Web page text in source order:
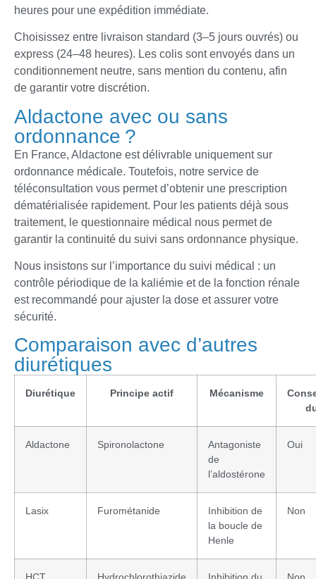
heures pour une expédition immédiate.
Choisissez entre livraison standard (3–5 jours ouvrés) ou
express (24–48 heures). Les colis sont envoyés dans un
conditionnement neutre, sans mention du contenu, afin
de garantir votre discrétion.
Aldactone avec ou sans
ordonnance ?
En France, Aldactone est délivrable uniquement sur
ordonnance médicale. Toutefois, notre service de
téléconsultation vous permet d’obtenir une prescription
dématérialisée rapidement. Pour les patients déjà sous
traitement, le questionnaire médical nous permet de
garantir la continuité du suivi sans ordonnance physique.
Nous insistons sur l’importance du suivi médical : un
contrôle périodique de la kaliémie et de la fonction rénale
est recommandé pour ajuster la dose et assurer votre
sécurité.
Comparaison avec d’autres
diurétiques
Diurétique Principe actif Mécanisme
Aldactone Spironolactone
Antagoniste
de
l’aldostérone
Oui
Lasix Furométanide
Inhibition de
la boucle de
Henle
Non